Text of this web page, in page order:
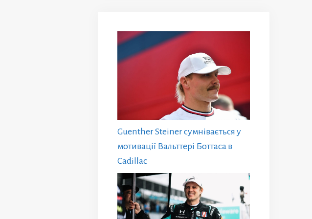
Guenther Steiner сумнівається у
мотивації Вальттері Боттаса в
Cadillac